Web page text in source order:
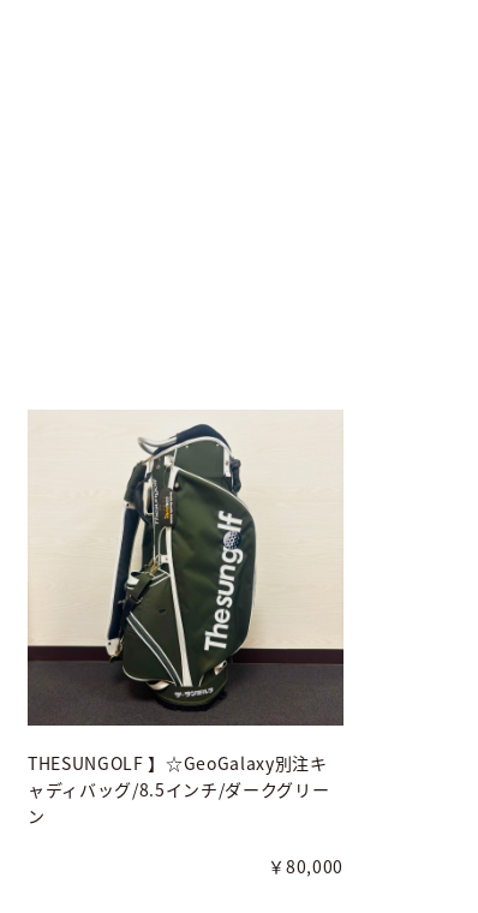
THESUNGOLF 】☆GeoGalaxy別注キ
ャディバッグ/8.5インチ/ダークグリー
ン
￥80,000